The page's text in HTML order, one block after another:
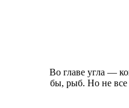
Во главе угла —
бы, рыб. Но не все